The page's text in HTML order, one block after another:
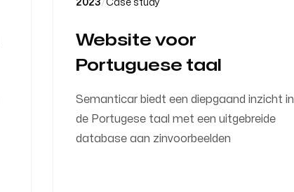
2023/Case study
Website voor
Portuguese taal
Semanticar biedt een diepgaand inzicht in
de Portugese taal met een uitgebreide
database aan zinvoorbeelden